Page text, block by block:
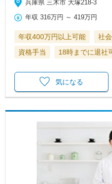
兵庫県 三木市 大塚218-3
年収 316万円 ～419万円
年収400万円以上可能 社
資格手当
18時までに退社
気になる